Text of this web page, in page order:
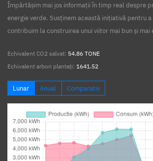
Împărtășim mai jos informații în timp real despre
energie verde. Susținem această inițiativă pentru a
contribuim la construirea unui viitor mai bun și
Echivalent CO2 salvat: 54.86 TONE
Echivalent arbori plantați: 1641.52
Lunar Anual Comparativ